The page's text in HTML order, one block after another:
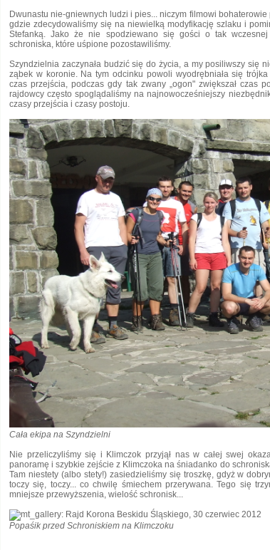
Dwunastu nie-gniewnych ludzi i pies... niczym filmowi bohaterowie
gdzie zdecydowaliśmy się na niewielką modyfikację szlaku i
Stefanką. Jako że nie spodziewano się gości o tak
schroniska, które uśpione pozostawiliśmy.
Szyndzielnia zaczynała budzić się do życia, a my posiliwszy się
ząbek w koronie. Na tym odcinku powoli wyodrębniała się
czas przejścia, podczas gdy tak zwany „ogon" zwiększał czas
rajdowcy często spoglądaliśmy na najnowocześniejszy
czasy przejścia i czasy postoju.
Cała ekipa na Szyndzielni
Nie przeliczyliśmy się i Klimczok przyjął nas w całej swej
panoramęi szybkie zejście z Klimczokana śniadanko do
Tam niestety (albo stety!) zasiedzieliśmy się troszkę, gdyż w
toczy się, toczy... co chwilę śmiechem przerywana.Tego się
mniejsze przewyższenia, wielość schronisk...
Popaśik przed Schroniskiem na Klimczoku